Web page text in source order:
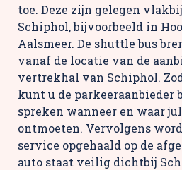
toe. Deze zijn gelegen
Schiphol, bijvoorbeeld in
Aalsmeer. De shuttle bus
vanaf de locatie van de
vertrekhal van Schiphol.
kunt u de parkeeraanbieder
spreken wanneer en waar
ontmoeten. Vervolgens
service opgehaald op de
auto staat veilig dichtbij